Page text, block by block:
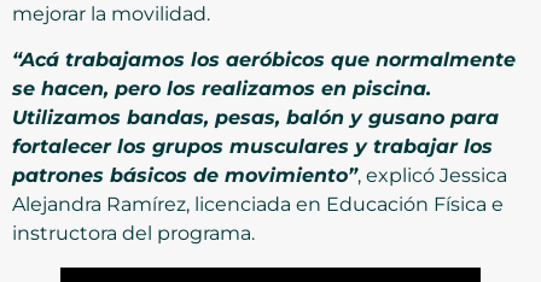
mejorar la movilidad.
“Acá trabajamos los aeróbicos que normalmente
se hacen, pero los realizamos en piscina.
Utilizamos bandas, pesas, balón y gusano para
fortalecer los grupos musculares y trabajar los
patrones básicos de movimiento”, explicó Jessica
Alejandra Ramírez, licenciada en Educación Física e
instructora del programa.